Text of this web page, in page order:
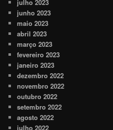
julho 2023
junho 2023
maio 2023
abril 2023
março 2023
fevereiro 2023
janeiro 2023
dezembro 2022
novembro 2022
outubro 2022
setembro 2022
agosto 2022
julho 2022